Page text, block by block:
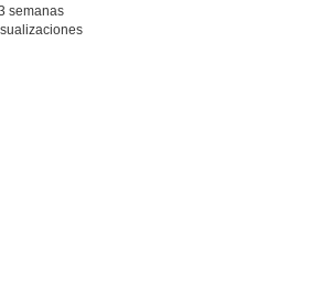
semanas